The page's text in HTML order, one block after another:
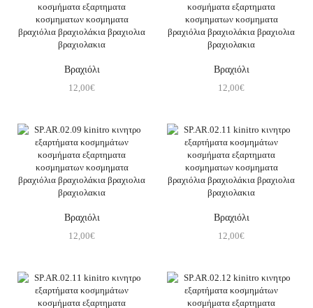
Βραχιόλι
12,00€
Βραχιόλι
12,00€
Βραχιόλι
12,00€
Βραχιόλι
12,00€